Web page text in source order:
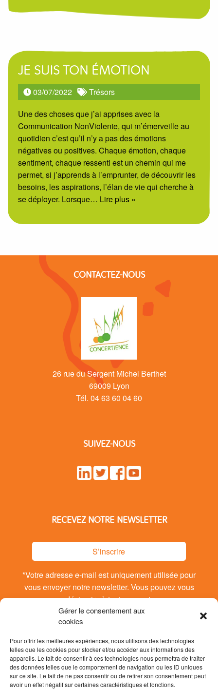
Gérer le consentement aux
cookies
Pour offrir les meilleures expériences, nous utilisons des technologies
telles que les cookies pour stocker et/ou accéder aux informations des
appareils. Le fait de consentir à ces technologies nous permettra de traiter
des données telles que le comportement de navigation ou les ID uniques
sur ce site. Le fait de ne pas consentir ou de retirer son consentement peut
avoir un effet négatif sur certaines caractéristiques et fonctions.
JE SUIS TON ÉMOTION
03/07/2022
Trésors
Une des choses que j’ai apprises avec la
Communication NonViolente, qui m’émerveille au
quotidien c’est qu’il n’y a pas des émotions
négatives ou positives. Chaque émotion, chaque
sentiment, chaque ressenti est un chemin qui me
permet, si j’apprends à l’emprunter, de découvrir les
besoins, les aspirations, l’élan de vie qui cherche à
se déployer. Lorsque… Lire plus »
CONTACTEZ-NOUS
26 rue du Sergent Michel Berthet
69009 Lyon
Tél. 04 63 60 04 60
SUIVEZ-NOUS
RECEVEZ NOTRE NEWSLETTER
S’inscrire
*Votre adresse e-mail est uniquement utilisée pour
vous envoyer notre newsletter. Vous pouvez vous
désinsrire à tout moment.